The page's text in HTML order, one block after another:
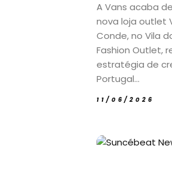
A Vans acaba
nova loja outlet
Conde, no Vila
Fashion Outlet,
estratégia de
Portugal...
11/06/2026